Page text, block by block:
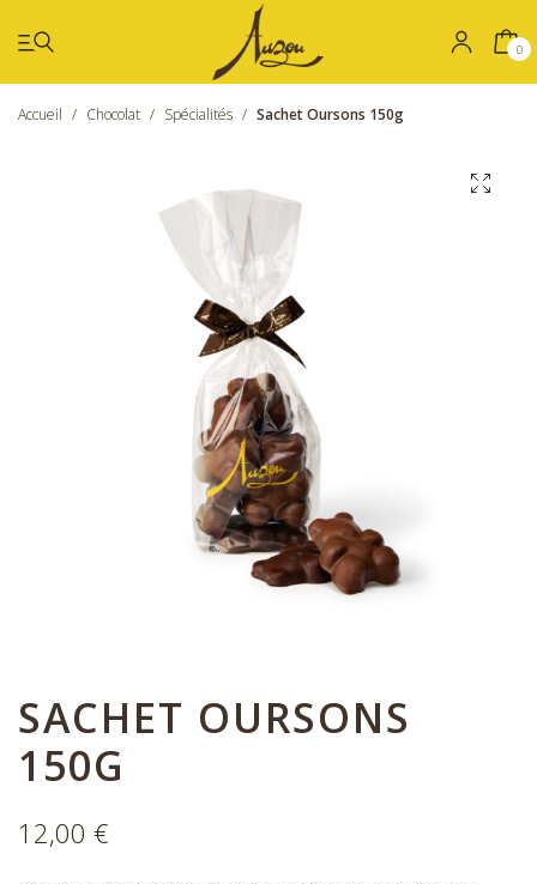
0
Accueil / Chocolat / Spécialités / Sachet Oursons 150g
SACHET OURSONS
150G
12,00 €
Nos bonbons de chocolat